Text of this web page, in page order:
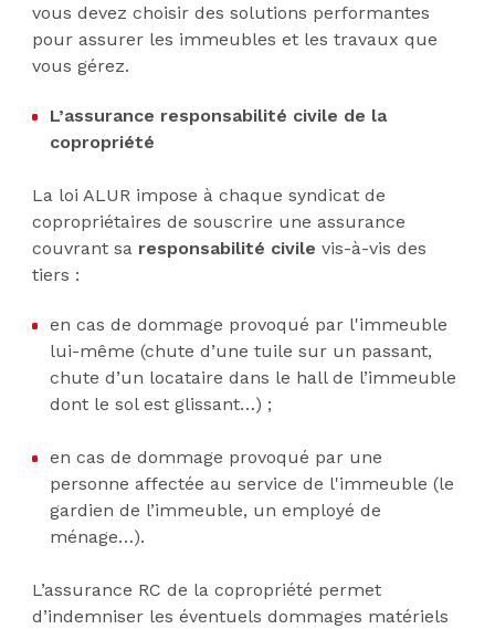
vous devez choisir des solutions performantes
pour assurer les immeubles et les travaux que
vous gérez.
L’assurance responsabilité civile de la
copropriété
La loi ALUR impose à chaque syndicat de
copropriétaires de souscrire une assurance
couvrant sa responsabilité civile vis-à-vis des
tiers :
en cas de dommage provoqué par l'immeuble
lui-même (chute d’une tuile sur un passant,
chute d’un locataire dans le hall de l’immeuble
dont le sol est glissant…) ;
en cas de dommage provoqué par une
personne affectée au service de l'immeuble (le
gardien de l’immeuble, un employé de
ménage…).
L’assurance RC de la copropriété permet
d’indemniser les éventuels dommages matériels